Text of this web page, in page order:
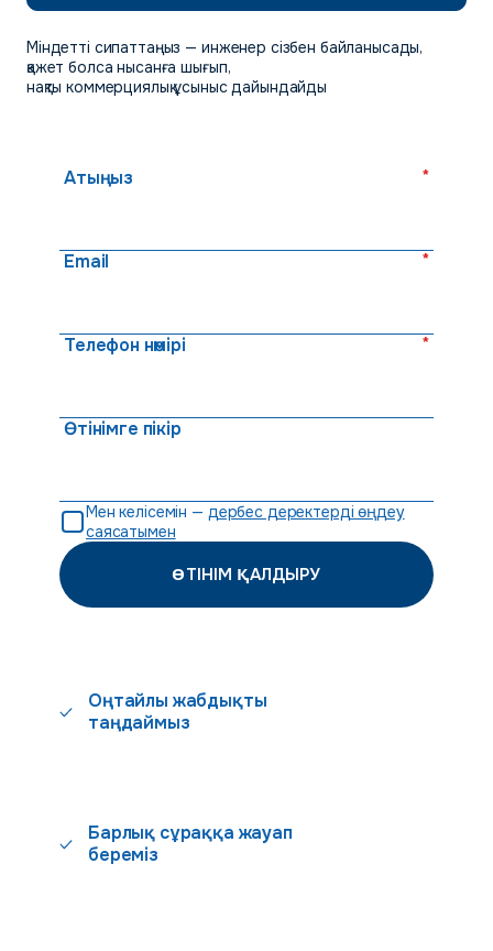
Міндетті сипаттаңыз — инженер сізбен байланысады,
қажет болса нысанға шығып,
нақты коммерциялық ұсыныс дайындайды
Атыңыз *
Email *
Телефон нөмірі *
Өтінімге пікір
Мен келісемін — дербес деректерді өңдеу
саясатымен
ӨТІНІМ ҚАЛДЫРУ
Оңтайлы жабдықты
таңдаймыз
Барлық сұраққа жауап
береміз